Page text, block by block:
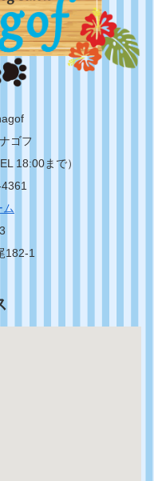
ゴフ
18:00まで）
ム
182-1